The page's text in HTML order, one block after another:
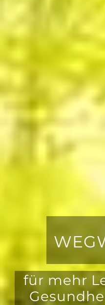
für mehr